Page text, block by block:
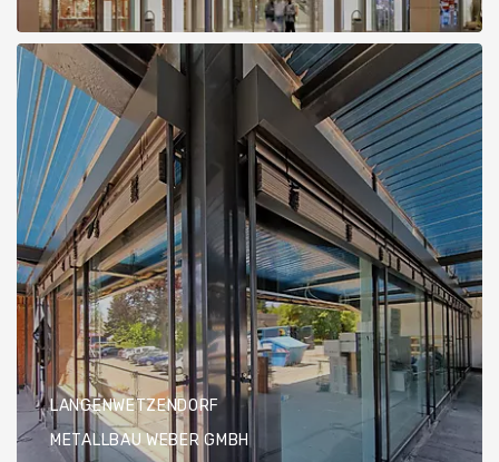
LANGENWETZENDORF
METALLBAU WEBER GMBH